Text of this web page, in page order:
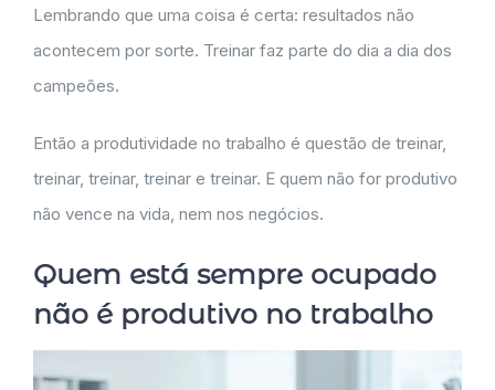
Lembrando que uma coisa é certa: resultados não
acontecem por sorte. Treinar faz parte do dia a dia dos
campeões.
Então a produtividade no trabalho é questão de treinar,
treinar, treinar, treinar e treinar. E quem não for produtivo
não vence na vida, nem nos negócios.
Quem está sempre ocupado
não é produtivo no trabalho